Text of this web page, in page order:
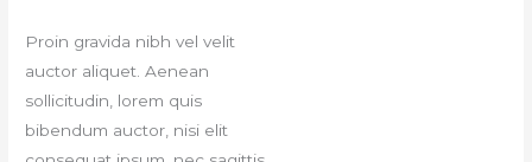
Proin gravida nibh vel velit
auctor aliquet. Aenean
sollicitudin, lorem quis
bibendum auctor, nisi elit